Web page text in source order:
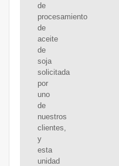
de
procesamiento
de
aceite
de
soja
solicitada
por
uno
de
nuestros
clientes,
y
esta
unidad